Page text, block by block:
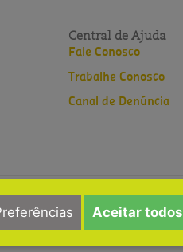
Aceitar todos
Central de Ajuda
Fale Conosco
Trabalhe Conosco
Canal de Denúncia
HNSD